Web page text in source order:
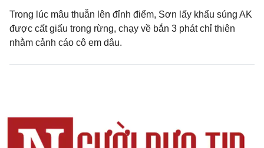
Trong lúc mâu thuẫn lên đỉnh điểm, Sơn lấy khẩu súng AK
được cất giấu trong rừng, chạy về bắn 3 phát chỉ thiên
nhằm cảnh cáo cô em dâu.